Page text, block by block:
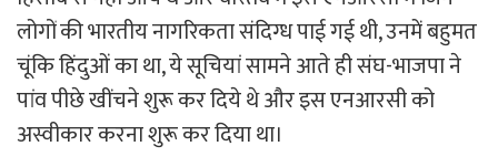
लोगों की भारतीय नागरिकता संदिग्ध पाई गई थी, उनमें बहुमत
चूंकि हिंदुओं का था, ये सूचियां सामने आते ही संघ-भाजपा ने
पांव पीछे खींचने शुरू कर दिये थे और इस एनआरसी को
अस्वीकार करना शुरू कर दिया था।